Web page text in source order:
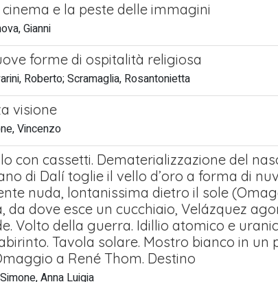
e la peste delle immagini
Gianni
forme di ospitalità religiosa
Roberto; Scramaglia, Rosantonietta
visione
Vincenzo
con cassetti. Dematerializzazione del
di Dalí toglie il vello d’oro a forma di
nuda, lontanissima dietro il sole
da dove esce un cucchiaio, Velázquez
Volto della guerra. Idillio atomico e
Tavola solare. Mostro bianco in
a René Thom. Destino
Anna Luigia